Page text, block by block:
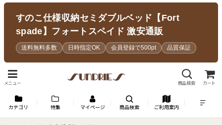
すのこ仕様収納セミダブルベッド【Fort
spade】フォートスペイド 激安通販
送料無料多数 日時指定OK 会員登録で500pt 品質保証
メニュー 商品検索 カート
カテゴリ 特集 マイページ 商品検索 ご利用案内